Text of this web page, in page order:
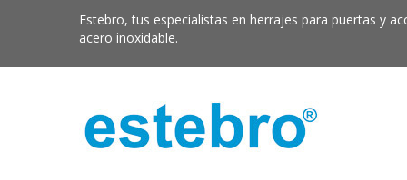
Estebro, tus especialistas en herrajes para puertas y
acero inoxidable.